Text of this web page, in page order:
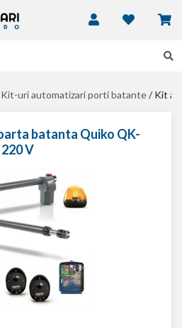
Kit-uri automatizari porti batante/Kit
batanta Quiko QK-
V